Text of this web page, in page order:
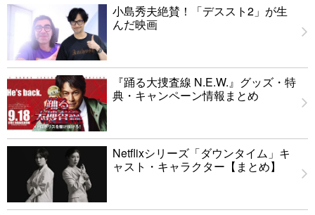
小島秀夫絶賛！「デススト2」が生
んだ映画
『踊る大捜査線 N.E.W.』グッズ・特
典・キャンペーン情報まとめ
Netflixシリーズ「ダウンタイム」キ
ャスト・キャラクター【まとめ】